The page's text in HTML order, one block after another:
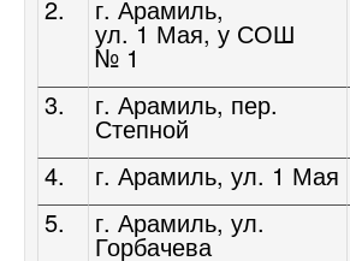
2. г. Арамиль,
ул. 1 Мая, у СОШ
№ 1
3. г. Арамиль, пер.
Степной
4. г. Арамиль, ул. 1 Мая
5.
г. Арамиль, ул.
Горбачева